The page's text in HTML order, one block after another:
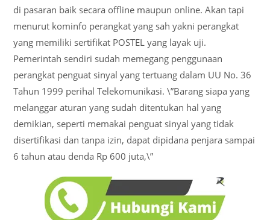
di pasaran baik secara offline maupun online. Akan tapi
menurut kominfo perangkat yang sah yakni perangkat
yang memiliki sertifikat POSTEL yang layak uji.
Pemerintah sendiri sudah memegang penggunaan
perangkat penguat sinyal yang tertuang dalam UU No. 36
Tahun 1999 perihal Telekomunikasi. \”Barang siapa yang
melanggar aturan yang sudah ditentukan hal yang
demikian, seperti memakai penguat sinyal yang tidak
disertifikasi dan tanpa izin, dapat dipidana penjara sampai
6 tahun atau denda Rp 600 juta,\”